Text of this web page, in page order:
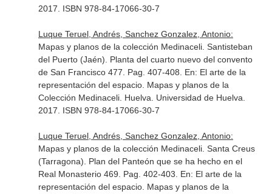
2017. ISBN 978-84-17066-30-7
Luque Teruel, Andrés, Sanchez Gonzalez, Antonio:
Mapas y planos de la colección Medinaceli. Santisteban
del Puerto (Jaén). Planta del cuarto nuevo del convento
de San Francisco 477. Pag. 407-408. En: El arte de la
representación del espacio. Mapas y planos de la
Colección Medinaceli. Huelva. Universidad de Huelva.
2017. ISBN 978-84-17066-30-7
Luque Teruel, Andrés, Sanchez Gonzalez, Antonio:
Mapas y planos de la colección Medinaceli. Santa Creus
(Tarragona). Plan del Panteón que se ha hecho en el
Real Monasterio 469. Pag. 402-403. En: El arte de la
representación del espacio. Mapas y planos de la